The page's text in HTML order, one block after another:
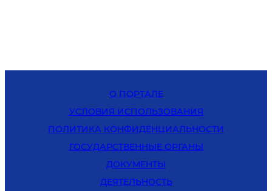
О ПОРТАЛЕ
УСЛОВИЯ ИСПОЛЬЗОВАНИЯ
ПОЛИТИКА КОНФИДЕНЦИАЛЬНОСТИ
ГОСУДАРСТВЕННЫЕ ОРГАНЫ
ДОКУМЕНТЫ
ДЕЯТЕЛЬНОСТЬ